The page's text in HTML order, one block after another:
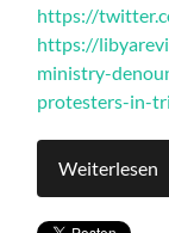
https://
https://
ministry-
protesters-in-
Weiterlesen